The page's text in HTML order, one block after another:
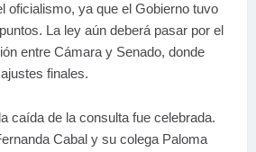
oficialismo, ya que el Gobierno tuvo
La ley aún deberá pasar por el
entre Cámara y Senado, donde
finales.
caída de la consulta fue celebrada.
Cabal y su colega Paloma